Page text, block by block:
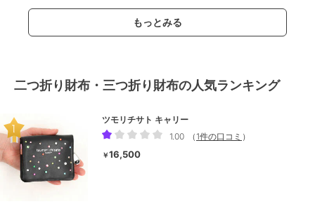
もっとみる
二つ折り財布・三つ折り財布の人気ランキング
ツモリチサト キャリー
1.00
（ 1件の口コミ ）
￥16,500